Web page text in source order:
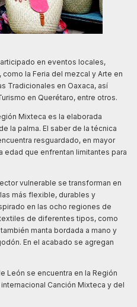
en eventos locales,
la Feria del mezcal y Arte en
Tradicionales en Oaxaca, así
en Querétaro, entre otros.
Mixteca es la elaborada
la palma. El saber de la técnica
resguardado, en mayor
edad que enfrentan limitantes para
vulnerable se transforman en
más flexible, durables y
en las ocho regiones de
de diferentes tipos, como
manta bordada a mano y
En el acabado se agregan
León se encuentra en la Región
Canción Mixteca y del